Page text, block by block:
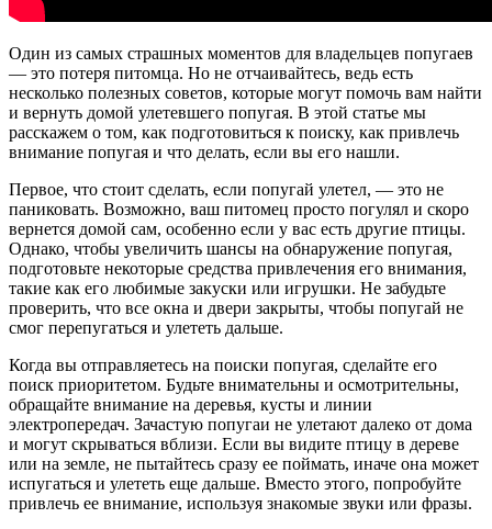
Один из самых страшных моментов для владельцев попугаев
— это потеря питомца. Но не отчаивайтесь, ведь есть
несколько полезных советов, которые могут помочь вам найти
и вернуть домой улетевшего попугая. В этой статье мы
расскажем о том, как подготовиться к поиску, как привлечь
внимание попугая и что делать, если вы его нашли.
Первое, что стоит сделать, если попугай улетел, — это не
паниковать. Возможно, ваш питомец просто погулял и скоро
вернется домой сам, особенно если у вас есть другие птицы.
Однако, чтобы увеличить шансы на обнаружение попугая,
подготовьте некоторые средства привлечения его внимания,
такие как его любимые закуски или игрушки. Не забудьте
проверить, что все окна и двери закрыты, чтобы попугай не
смог перепугаться и улететь дальше.
Когда вы отправляетесь на поиски попугая, сделайте его
поиск приоритетом. Будьте внимательны и осмотрительны,
обращайте внимание на деревья, кусты и линии
электропередач. Зачастую попугаи не улетают далеко от дома
и могут скрываться вблизи. Если вы видите птицу в дереве
или на земле, не пытайтесь сразу ее поймать, иначе она может
испугаться и улететь еще дальше. Вместо этого, попробуйте
привлечь ее внимание, используя знакомые звуки или фразы.